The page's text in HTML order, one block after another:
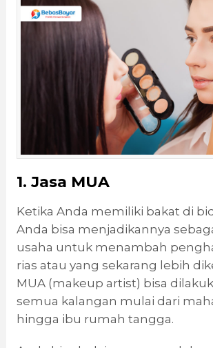
1. Jasa MUA
Ketika Anda memiliki bakat di
Anda bisa menjadikannya
usaha untuk menambah
rias atau yang sekarang lebih
MUA (makeup artist) bisa
semua kalangan mulai dari
hingga ibu rumah tangga.